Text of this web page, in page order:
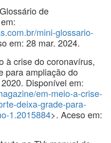
de
mini-glossario-
em: 28 mar. 2024.
à crise do coronavírus,
para ampliação do
Disponível em:
em-meio-a-crise-
deixa-grade-para-
1.2015884>. Aceso em: